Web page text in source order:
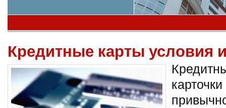
Кредитные карты условия